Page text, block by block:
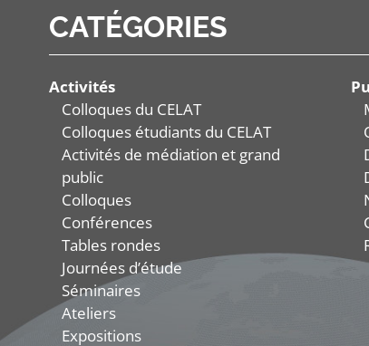
CATÉGORIES
Activités
Colloques du CELAT
Colloques étudiants du CELAT
Activités de médiation et grand
public
Colloques
Conférences
Tables rondes
Journées d’étude
Séminaires
Ateliers
Expositions